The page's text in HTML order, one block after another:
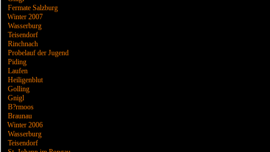
Fermate Salzburg
Winter 2007
Wasserburg
Teisendorf
Rinchnach
Probelauf der Jugend
Piding
Laufen
Heiligenblut
Golling
Gnigl
B?rmoos
Braunau
Winter 2006
Wasserburg
Teisendorf